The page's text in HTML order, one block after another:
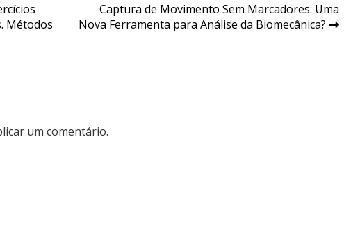
Métodos
Captura de Movimento Sem Marcadores: Uma
Nova Ferramenta para Análise da Biomecânica?
um comentário.